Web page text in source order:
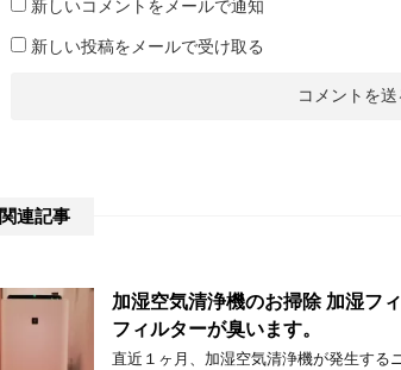
新しいコメントをメールで通知
新しい投稿をメールで受け取る
関連記事
加湿空気清浄機のお掃除 加湿フ
フィルターが臭います。
直近１ヶ月、加湿空気清浄機が発生する